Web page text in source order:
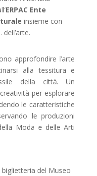
ERPAC Ente
insieme con
approfondire l’arte
alla tessitura e
della città. Un
per esplorare
le caratteristiche
le produzioni
Moda e delle Arti
del Museo